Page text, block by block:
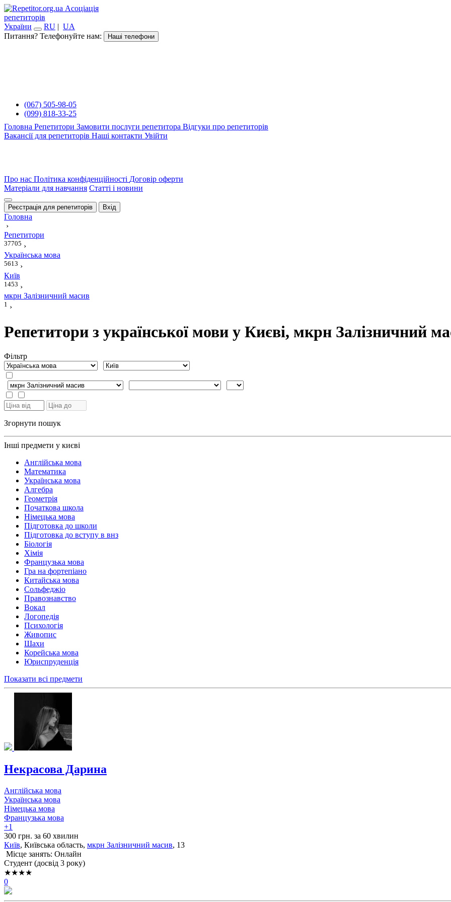
Асоціація
репетиторів
України
RU | UA
Питання? Телефонуйте нам:
Наші телефони
(067) 505-98-05
(099) 818-33-25
Головна Репетитори Замовити послуги репетитора Відгуки про репетиторів
Вакансії для репетиторів Наші контакти Увійти
Про нас Політика конфіденційності Договір оферти
Матеріали для навчання Статті і новини
Реєстрація для репетиторів Вхід
Головна
›
Репетитори
37705 ›
Українська мова
5613 ›
Київ
1453 ›
мкрн Залізничний масив
1 ›
Репетитори з української мови у Києві, мкрн Залізничний
Фiльтр
Згорнути пошук
Інші предмети у києві
Англійська мова
Математика
Українська мова
Алгебра
Геометрія
Початкова школа
Німецька мова
Підготовка до школи
Підготовка до вступу в внз
Біологія
Хімія
Французька мова
Гра на фортепіано
Китайська мова
Сольфеджіо
Правознавство
Вокал
Логопедія
Психологія
Живопис
Шахи
Корейська мова
Юриспруденція
Показати всі предмети
Некрасова Дарина
Англійська мова
Українська мова
Німецька мова
Французька мова
+1
300 грн. за 60 хвилин
Київ, Київська область, мкрн Залізничний масив, 13
Місце занять: Онлайн
Cтудент (досвід 3 року)
★★★★
0